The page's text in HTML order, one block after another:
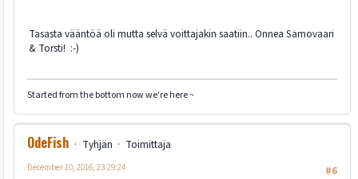
Tasasta vääntöä oli mutta selvä voittajakin saatiin.. Onnea Samovaari
& Torsti! :-)
Started from the bottom now we're here ~
OdeFish Tyhjän
Toimittaja
#6
December 10, 2016, 23:29:24